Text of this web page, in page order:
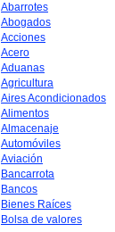
Abarrotes
Abogados
Acciones
Acero
Aduanas
Agricultura
Aires Acondicionados
Alimentos
Almacenaje
Automóviles
Aviación
Bancarrota
Bancos
Bienes Raíces
Bolsa de valores